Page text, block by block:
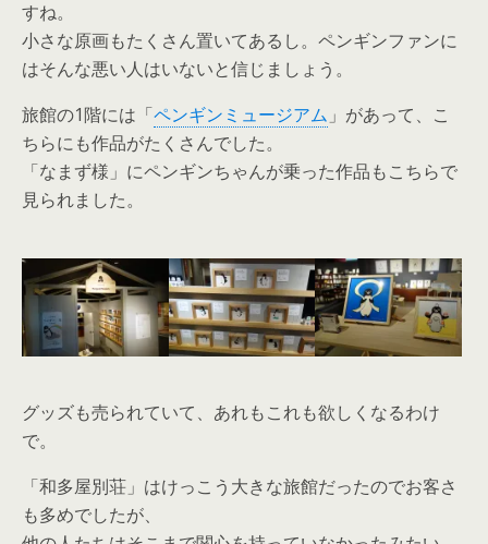
すね。
小さな原画もたくさん置いてあるし。ペンギンファンに
はそんな悪い人はいないと信じましょう。
旅館の1階には「ペンギンミュージアム 」があって、こ
ちらにも作品がたくさんでした。
「なまず様」にペンギンちゃんが乗った作品もこちらで
見られました。
グッズも売られていて、あれもこれも欲しくなるわけ
で。
「和多屋別荘」はけっこう大きな旅館だったのでお客さ
も多めでしたが、